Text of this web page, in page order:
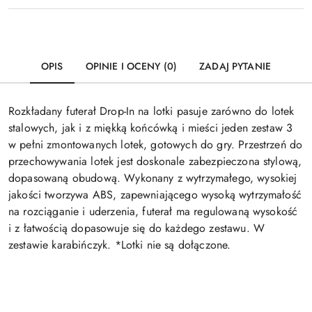
OPIS OPINIE I OCENY (0) ZADAJ PYTANIE
Rozkładany futerał Drop-In na lotki pasuje zarówno do lotek
stalowych, jak i z miękką końcówką i mieści jeden zestaw 3
w pełni zmontowanych lotek, gotowych do gry. Przestrzeń do
przechowywania lotek jest doskonale zabezpieczona stylową,
dopasowaną obudową. Wykonany z wytrzymałego, wysokiej
jakości tworzywa ABS, zapewniającego wysoką wytrzymałość
na rozciąganie i uderzenia, futerał ma regulowaną wysokość
i z łatwością dopasowuje się do każdego zestawu. W
zestawie karabińczyk. *Lotki nie są dołączone.